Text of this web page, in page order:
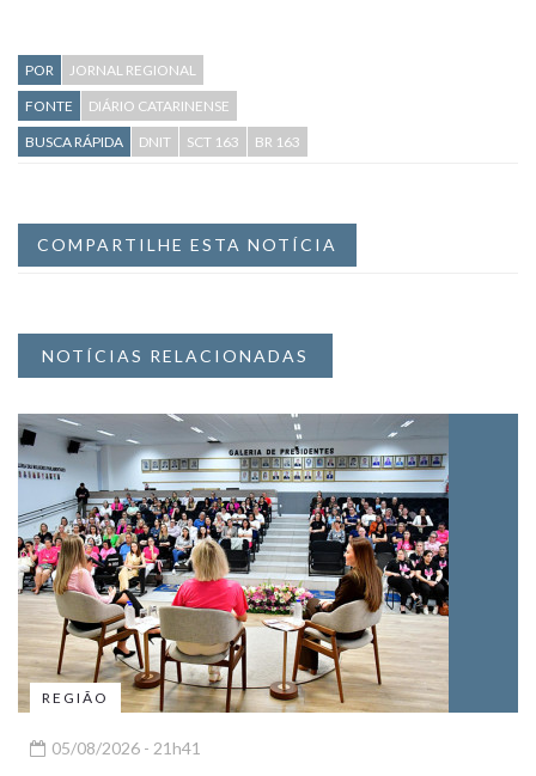
POR
JORNAL REGIONAL
FONTE
DIÁRIO CATARINENSE
BUSCA RÁPIDA
DNIT SCT 163 BR 163
COMPARTILHE ESTA NOTÍCIA
NOTÍCIAS RELACIONADAS
REGIÃO
05/08/2026 - 21h41